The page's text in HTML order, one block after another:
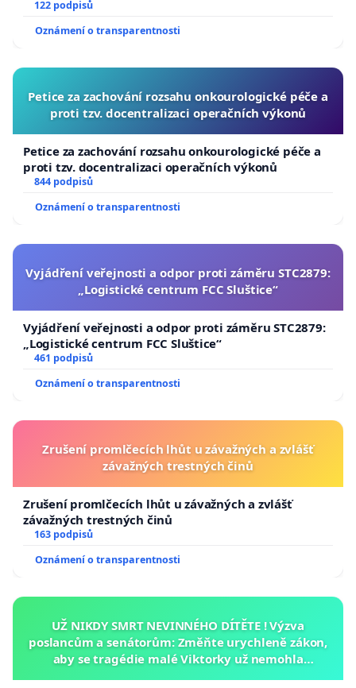
122 podpisů
Oznámení o transparentnosti
Petice za zachování rozsahu onkourologické péče a
proti tzv. docentralizaci operačních výkonů
Petice za zachování rozsahu onkourologické péče a
proti tzv. docentralizaci operačních výkonů
844 podpisů
Oznámení o transparentnosti
Vyjádření veřejnosti a odpor proti záměru STC2879:
„Logistické centrum FCC Sluštice“
Vyjádření veřejnosti a odpor proti záměru STC2879:
„Logistické centrum FCC Sluštice“
461 podpisů
Oznámení o transparentnosti
Zrušení promlčecích lhůt u závažných a zvlášť
závažných trestných činů
Zrušení promlčecích lhůt u závažných a zvlášť
závažných trestných činů
163 podpisů
Oznámení o transparentnosti
UŽ NIKDY SMRT NEVINNÉHO DÍTĚTE ! Výzva
poslancům a senátorům: Změňte urychleně zákon,
aby se tragédie malé Viktorky už nemohla